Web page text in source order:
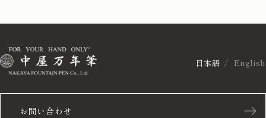
お問い合わせ
日本語 English